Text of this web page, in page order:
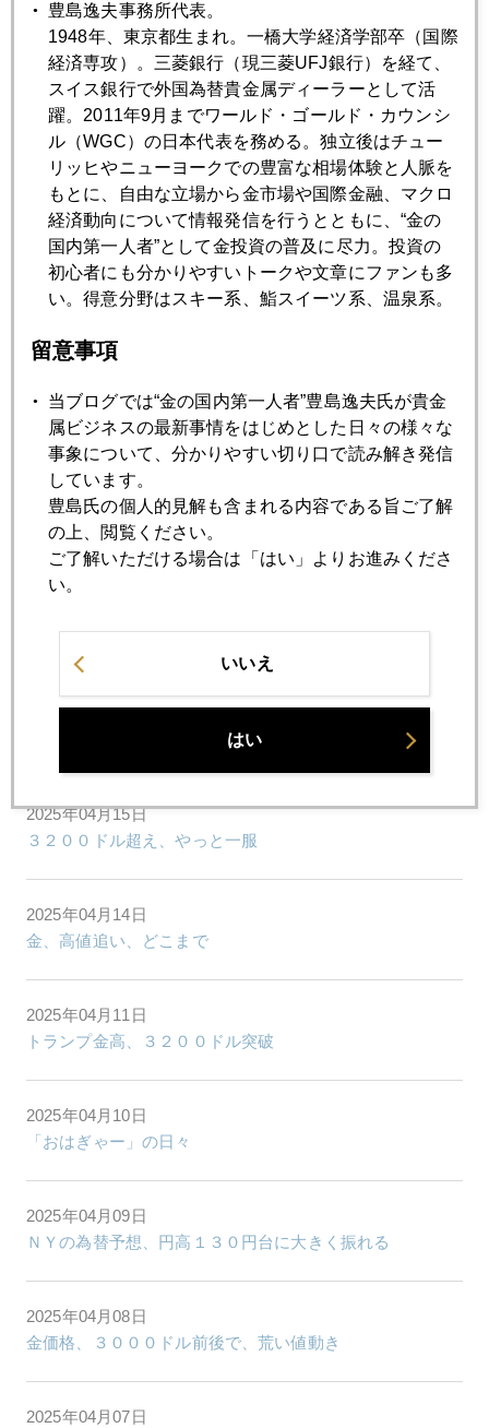
どうなる金価格
2025年04月24日
懸念される金暴落後の成り行き
2025年04月23日
３３００～３５００のレンジで大乱高下
2025年04月22日
また、一日１００ドル近く急騰、３５００ドル視野
イースター休暇明け、アジア時間で金続騰
2025年04月18日
金急騰、やっと一服
2025年04月17日
2025年04月16日
国際金価格、３３００ドル視野
2025年04月15日
３２００ドル超え、やっと一服
2025年04月14日
金、高値追い、どこまで
2025年04月11日
トランプ金高、３２００ドル突破
2025年04月10日
「おはぎゃー」の日々
2025年04月09日
ＮＹの為替予想、円高１３０円台に大きく振れる
2025年04月08日
金価格、３０００ドル前後で、荒い値動き
2025年04月07日
豊島逸夫事務所代表。
1948年、東京都生まれ。一橋大学経済学部卒（国際
経済専攻）。三菱銀行（現三菱UFJ銀行）を経て、
スイス銀行で外国為替貴金属ディーラーとして活
躍。2011年9月までワールド・ゴールド・カウンシ
ル（WGC）の日本代表を務める。独立後はチュー
リッヒやニューヨークでの豊富な相場体験と人脈を
もとに、自由な立場から金市場や国際金融、マクロ
経済動向について情報発信を行うとともに、“金の
国内第一人者”として金投資の普及に尽力。投資の
初心者にも分かりやすいトークや文章にファンも多
い。得意分野はスキー系、鮨スイーツ系、温泉系。
留意事項
当ブログでは“金の国内第一人者”豊島逸夫氏が貴金
属ビジネスの最新事情をはじめとした日々の様々な
事象について、分かりやすい切り口で読み解き発信
しています。
豊島氏の個人的見解も含まれる内容である旨ご了解
の上、閲覧ください。
ご了解いただける場合は「はい」よりお進みくださ
い。
いいえ
はい